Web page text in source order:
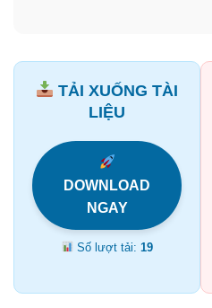
TẢI XUỐNG TÀI
LIỆU
DOWNLOAD
NGAY
Số lượt tải: 19